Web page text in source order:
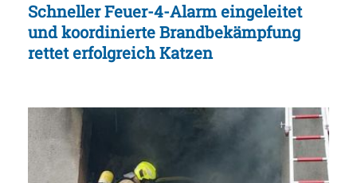
Schneller Feuer-4-Alarm eingeleitet
und koordinierte Brandbekämpfung
rettet erfolgreich Katzen